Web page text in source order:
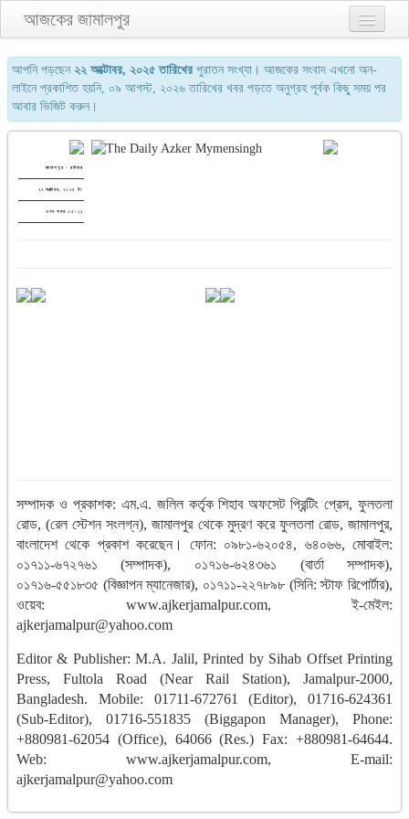
আজকের জামালপুর
প্রথম পাতা
২য় পাতা
৩য় পাতা
শেষের পাতা
আমাদের সম্পর্কে
আপনি পড়ছেন২২ অক্টোবর, ২০২৫ তারিখের পুরাতন সংখ্যা। আজকের সংবাদ এখনো অন-
লাইনে প্রকাশিত হয়নি, ০৯ আগস্ট, ২০২৬ তারিখের খবর পড়তে অনুগ্রহ পূর্বক কিছু সময় পর
আবার ভিজিট করুন।
জামালপুর - রবিবার
২২ অক্টোবর, ২০২৫ ইং
এখন সময় ০৫:১১
সম্পাদক ও প্রকাশক: এম.এ. জলিল কর্তৃক শিহাব অফসেট প্রিন্টিং প্রেস, ফুলতলা
রোড, (রেল স্টেশন সংলগ্ন), জামালপুর থেকে মুদ্রণ করে ফুলতলা রোড, জামালপুর,
বাংলাদেশ থেকে প্রকাশ করেছেন। ফোন: ০৯৮১-৬২০৫৪, ৬৪০৬৬, মোবাইল:
০১৭১১-৬৭২৭৬১ (সম্পাদক), ০১৭১৬-৬২৪৩৬১ (বার্তা সম্পাদক),
০১৭১৬-৫৫১৮৩৫ (বিজ্ঞাপন ম্যানেজার), ০১৭১১-২২৭৮৯৮ (সিনি: স্টাফ রিপোর্টার),
ওয়েব: www.ajkerjamalpur.com, ই-মেইল:
ajkerjamalpur@yahoo.com
Editor & Publisher: M.A. Jalil, Printed by Sihab Offset Printing
Press, Fultola Road (Near Rail Station), Jamalpur-2000,
Bangladesh. Mobile: 01711-672761 (Editor), 01716-624361
(Sub-Editor), 01716-551835 (Biggapon Manager), Phone:
+880981-62054 (Office), 64066 (Res.) Fax: +880981-64644.
Web: www.ajkerjamalpur.com, E-mail:
ajkerjamalpur@yahoo.com